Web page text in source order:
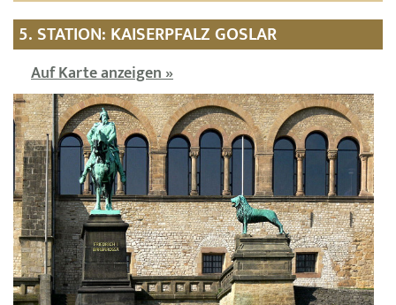
5. STATION: KAISERPFALZ GOSLAR
Auf Karte anzeigen »